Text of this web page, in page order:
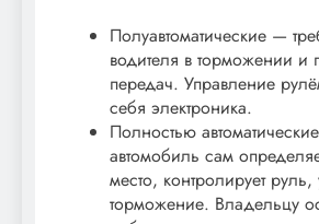
Полуавтоматические —
водителя в торможении и
передач. Управление
себя электроника.
Полностью
автомобиль сам
место, контролирует
торможение. Владельцу